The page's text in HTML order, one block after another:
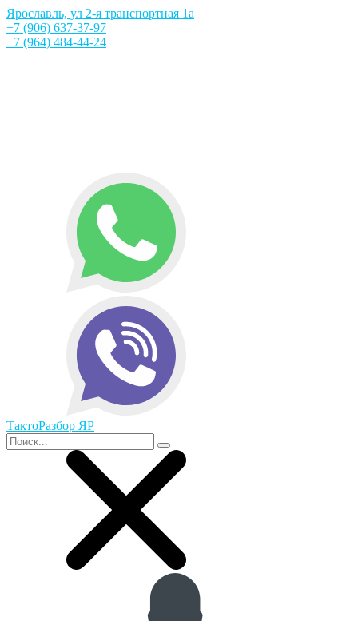
Ярославль, ул 2-я транспортная 1а
+7 (906) 637-37-97
+7 (964) 484-44-24
ТактоРазбор ЯР